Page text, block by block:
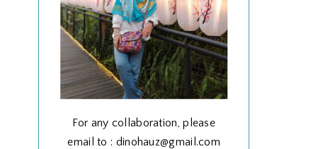
For any collaboration, please
email to : dinohauz@gmail.com